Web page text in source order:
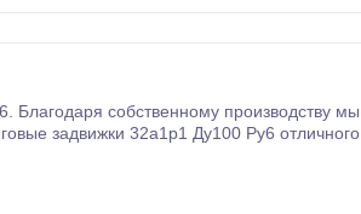
собственному производству мы
задвижки 32а1р1 Ду100 Ру6 отличного